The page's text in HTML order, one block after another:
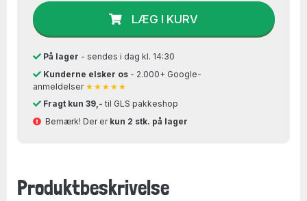
LÆG I KURV
På lager - sendes i dag kl. 14:30
Kunderne elsker os- 2.000+ Google-
anmeldelser ★★★★★
Fragt kun 39,- til GLS pakkeshop
Bemærk! Der er kun 2 stk. på lager
Produktbeskrivelse